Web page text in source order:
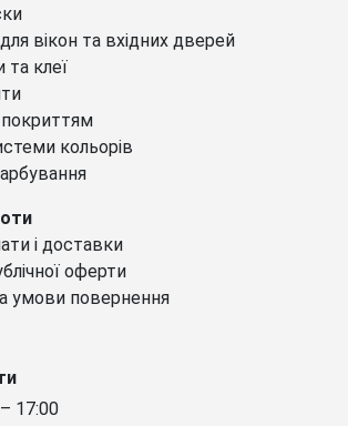
вікон та вхідних дверей
та клеї
кольорів
і доставки
оферти
умови повернення
17:00